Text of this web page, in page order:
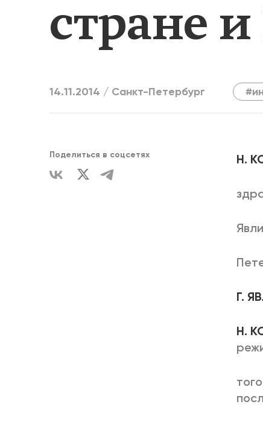
стране
14.11.2014 / Санкт-Петербург
Поделиться в соцсетях Н.
Г.
Н.